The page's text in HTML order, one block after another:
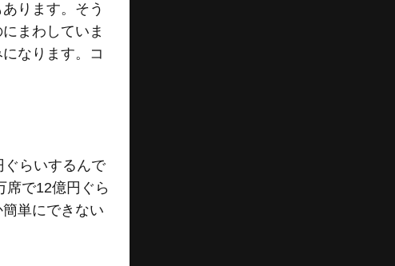
ります。そう
まわしていま
なります。コ
ぐらいするんで
席で12億円ぐら
単にできない